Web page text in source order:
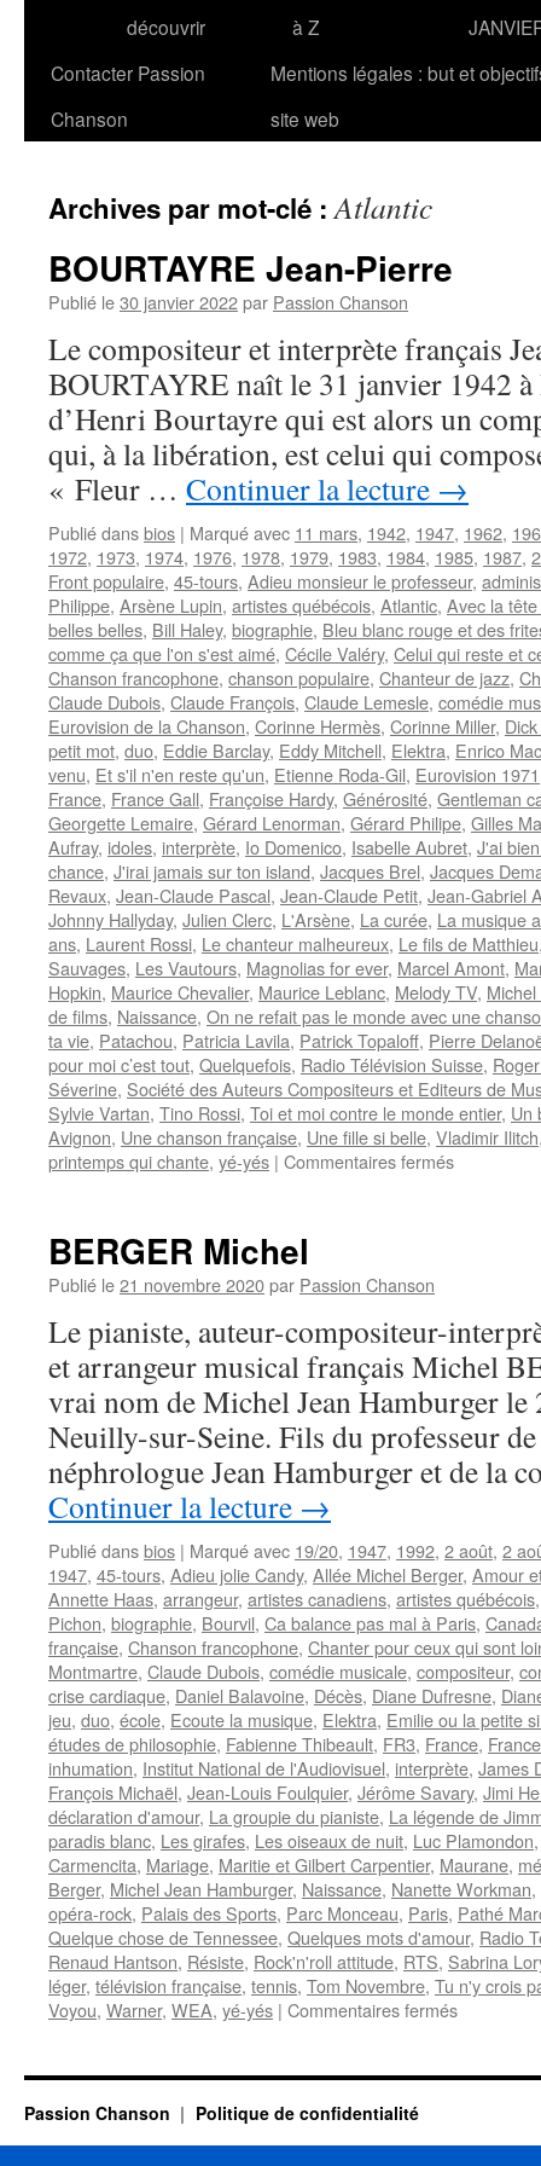
découvrir
à Z
Contacter Passion
Chanson
Mentions légales : but et
site web
Archives par mot-clé :Atlantic
BOURTAYRE Jean-Pierre
Publié le30 janvier 2022par Passion Chanson
Le compositeur et interprète français
BOURTAYRE naît le 31 janvier 1942
d’Henri Bourtayre qui est alors un
qui, à la libération, est celui qui
« Fleur … Continuer la lecture →
Publié dansbios | Marqué avec 11 mars, 1942, 1947, 1962,
1972, 1973, 1974, 1976, 1978, 1979, 1983, 1984, 1985, 1987,
Front populaire, 45-tours, Adieu monsieur le professeur,
Philippe, Arsène Lupin, artistes québécois, Atlantic, Avec la
belles belles, Bill Haley, biographie, Bleu blanc rouge et des
comme ça que l'on s'est aimé, Cécile Valéry, Celui qui reste et
Chanson francophone, chanson populaire, Chanteur de jazz,
Claude Dubois, Claude François, Claude Lemesle, comédie
Eurovision de la Chanson, Corinne Hermès, Corinne Miller,
petit mot, duo, Eddie Barclay, Eddy Mitchell, Elektra, Enrico
venu, Et s'il n'en reste qu'un, Etienne Roda-Gil, Eurovision 1971
France, France Gall, Françoise Hardy, Générosité, Gentleman
Georgette Lemaire, Gérard Lenorman, Gérard Philipe, Gilles
Aufray, idoles, interprète, Io Domenico, Isabelle Aubret, J'ai
chance, J'irai jamais sur ton island, Jacques Brel, Jacques
Revaux, Jean-Claude Pascal, Jean-Claude Petit, Jean-Gabriel
Johnny Hallyday, Julien Clerc, L'Arsène, La curée, La musique
ans, Laurent Rossi, Le chanteur malheureux, Le fils de Matthieu
Sauvages, Les Vautours, Magnolias for ever, Marcel Amont,
Hopkin, Maurice Chevalier, Maurice Leblanc, Melody TV,
de films, Naissance, On ne refait pas le monde avec une
ta vie, Patachou, Patricia Lavila, Patrick Topaloff, Pierre
pour moi c’est tout, Quelquefois, Radio Télévision Suisse,
Séverine, Société des Auteurs Compositeurs et Editeurs de
Sylvie Vartan, Tino Rossi, Toi et moi contre le monde entier, Un
Avignon, Une chanson française, Une fille si belle, Vladimir Ilitch
printemps qui chante, yé-yés | Commentaires ferméssur
BERGER Michel
Publié le21 novembre 2020par Passion Chanson
Le pianiste, auteur-compositeur-
et arrangeur musical français Michel
vrai nom de Michel Jean Hamburger le
Neuilly-sur-Seine. Fils du professeur
néphrologue Jean Hamburger et de la
Continuer la lecture →
Publié dansbios | Marqué avec 19/20, 1947, 1992, 2 août, 2
1947, 45-tours, Adieu jolie Candy, Allée Michel Berger, Amour
Annette Haas, arrangeur, artistes canadiens, artistes québécois
Pichon, biographie, Bourvil, Ca balance pas mal à Paris,
française, Chanson francophone, Chanter pour ceux qui sont
Montmartre, Claude Dubois, comédie musicale, compositeur,
crise cardiaque, Daniel Balavoine, Décès, Diane Dufresne,
jeu, duo, école, Ecoute la musique, Elektra, Emilie ou la petite
études de philosophie, Fabienne Thibeault, FR3, France,
inhumation, Institut National de l'Audiovisuel, interprète, James
François Michaël, Jean-Louis Foulquier, Jérôme Savary, Jimi
déclaration d'amour, La groupie du pianiste, La légende de
paradis blanc, Les girafes, Les oiseaux de nuit, Luc Plamondon
Carmencita, Mariage, Maritie et Gilbert Carpentier, Maurane,
Berger, Michel Jean Hamburger, Naissance, Nanette Workman,
opéra-rock, Palais des Sports, Parc Monceau, Paris, Pathé
Quelque chose de Tennessee, Quelques mots d'amour, Radio
Renaud Hantson, Résiste, Rock'n'roll attitude, RTS, Sabrina
léger, télévision française, tennis, Tom Novembre, Tu n'y crois
Voyou, Warner, WEA, yé-yés | Commentaires ferméssur
Passion Chanson Politique de confidentialité